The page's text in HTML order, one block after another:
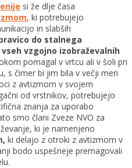
si že dlje časa
, ki potrebujejo
in slabših
do stalnega
vseh vzgojno izobraževalnih
pomagal v vrtcu ali v šoli pri
s čimer bi jim bila v večji meri
z avtizmom v svojem
od vrstnikov, potrebujejo
znanja za uporabo
smo člani Zveze NVO za
ki je namenjeno
ki delajo z otroki z avtizmom v
bodo uspešneje premagovali